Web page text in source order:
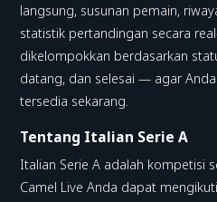
langsung, susunan pemain,
statistik pertandingan secara
dikelompokkan berdasarkan
datang, dan selesai — agar
tersedia sekarang.
Tentang Italian Serie A
Italian Serie A adalah kompetisi
Camel Live Anda dapat